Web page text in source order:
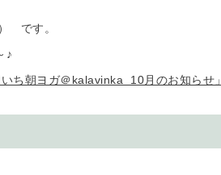
です。
♪
いち朝ヨガ＠kalavinka 10月のお知らせ」